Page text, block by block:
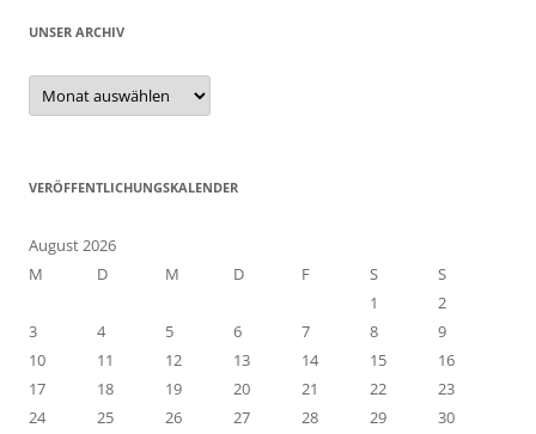
UNSER ARCHIV
Unser
Archiv
VERÖFFENTLICHUNGSKALENDER
August 2026
M
D M D F S
S
1
2
3
4 5 6 7 8
9
10
11 12 13 14 15
16
17
18 19 20 21 22
23
24
25 26 27 28 29
30